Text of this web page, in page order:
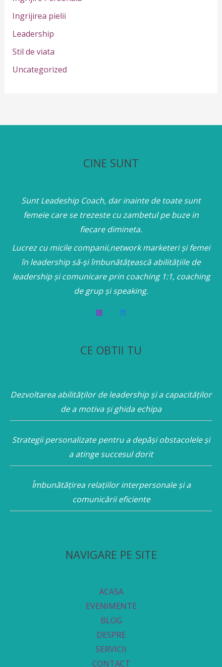
:Ingrijirea pielii
Leadership
Stil de viata
Uncategorized
CINE SUNT
Sunt Leadeship Coach, dar inainte de toate sunt
femeie care se trezeste cu zambetul pe buze in
fiecare dimineta.
Lucrez cu micile companii,network marketeri și femei
în leadership să-și îmbunătățească abilitățiile de
leadership și comunicare prin coaching 1:1, coaching
de grup și speaking.
CE OBTII TU
Dezvoltarea abilităților de leadership și a capacităților
de a motiva și ghida echipa
Strategii personalizate pentru a depăși obstacolele și
a atinge succesul dorit
Îmbunătățirea relațiilor interpersonale și a
comunicării eficiente
NAVIGARE PE SITE
ACASA
EVENIMENTE
BLOG
DESPRE
SERVICII
CONTACT